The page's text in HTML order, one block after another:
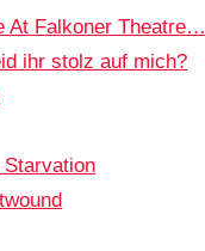
At Falkoner Theatre…
ihr stolz auf mich?